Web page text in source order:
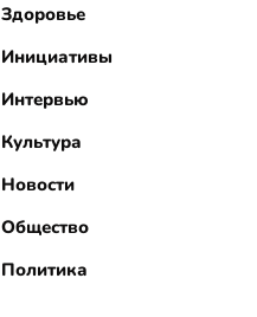
Здоровье
Инициативы
Интервью
Культура
Новости
Общество
Политика